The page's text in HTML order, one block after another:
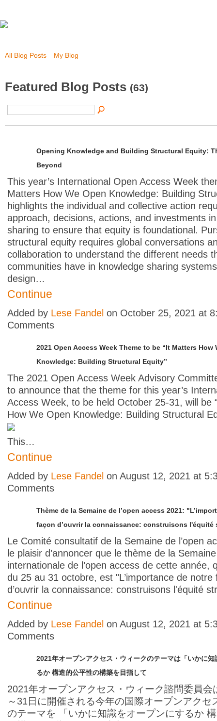
All Blog Posts My Blog
Featured Blog Posts (63)
Opening Knowledge and Building Structural Equity:
Beyond
This year’s International Open Access Week
Matters How We Open Knowledge: Building
highlights the individual and collective action
approach, decisions, actions, and investments
sharing to ensure that equity is foundational.
structural equity requires global conversations
collaboration to understand the different needs
communities have in knowledge sharing
design…
Continue
Added by Lese Fandel on October 25, 2021 at
Comments
2021 Open Access Week Theme to be “It Matters How
Knowledge: Building Structural Equity”
The 2021 Open Access Week Advisory
to announce that the theme for this year’s
Access Week, to be held October 25-31, will be
How We Open Knowledge: Building Structural
This…
Continue
Added by Lese Fandel on August 12, 2021 at
Comments
Thème de la Semaine de l’open access 2021:
façon d’ouvrir la connaissance: construisons l'équité
Le Comité consultatif de la Semaine de l’open
le plaisir d’annoncer que le thème de la Semaine
internationale de l’open access de cette année,
du 25 au 31 octobre, est "L’importance de notre
d’ouvrir la connaissance: construisons l'équité
Continue
Added by Lese Fandel on August 12, 2021 at
Comments
2021年オープンアクセス・ウィークのテーマは「いかに知
るか 構造的公平性の構築を目指して
2021年オープンアクセス・ウィーク諮問委員会
～31日に開催される今年の国際オープンアクセ
のテーマを 「いかに知識をオープンにするか